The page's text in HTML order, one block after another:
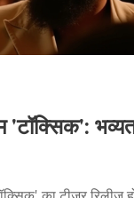
'टॉक्सिक':